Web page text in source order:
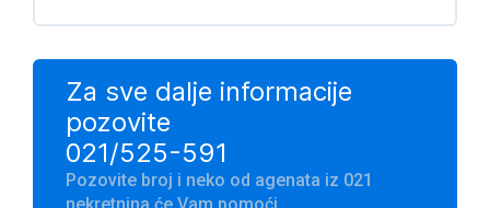
Za sve dalje informacije
pozovite
021/525-591
Pozovite broj i neko od agenata iz 021